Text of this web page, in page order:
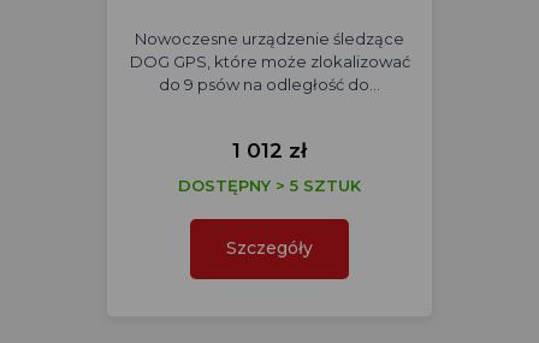
Nowoczesne urządzenie śledzące
DOG GPS, które może zlokalizować
do 9 psów na odległość do…
1 012 zł
DOSTĘPNY > 5 SZTUK
Szczegóły